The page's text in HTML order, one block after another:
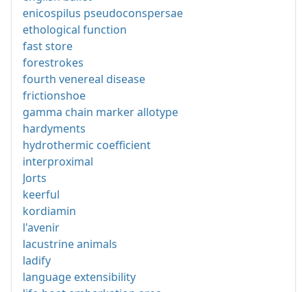
enicospilus pseudoconspersae
ethological function
fast store
forestrokes
fourth venereal disease
frictionshoe
gamma chain marker allotype
hardyments
hydrothermic coefficient
interproximal
Jorts
keerful
kordiamin
l'avenir
lacustrine animals
ladify
language extensibility